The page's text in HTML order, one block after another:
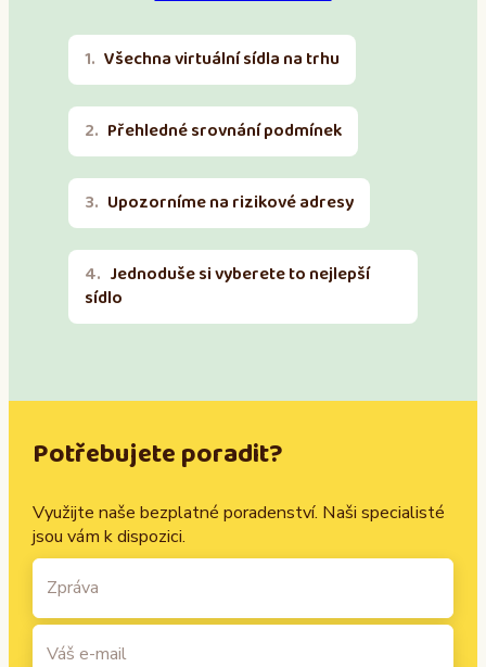
Všechna virtuální sídla na trhu
Přehledné srovnání podmínek
Upozorníme na rizikové adresy
Jednoduše si vyberete to nejlepší
sídlo
Potřebujete poradit?
Využijte naše bezplatné poradenství. Naši specialisté
jsou vám k dispozici.